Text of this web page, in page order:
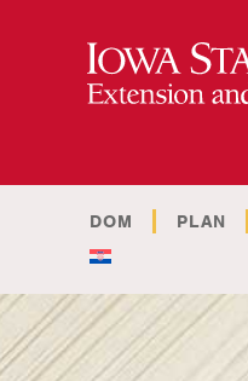
DOM PLAN